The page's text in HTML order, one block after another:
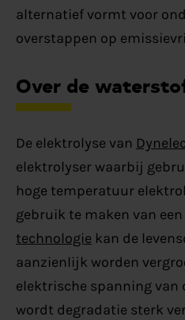
alternatief vormt voor
overstappen op
Over de
De elektrolyse van
elektrolyser waarbij
hoge temperatuur
gebruik te maken van een
technologie kan de
aanzienlijk worden
elektrische spanning van
wordt degradatie sterk